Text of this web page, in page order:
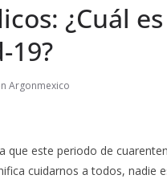
¿Cuál
19?
Argonmexico
que este periodo de
cuidarnos a todos, nadie